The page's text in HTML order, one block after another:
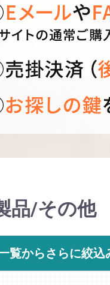
品/その他
覧からさらに絞込